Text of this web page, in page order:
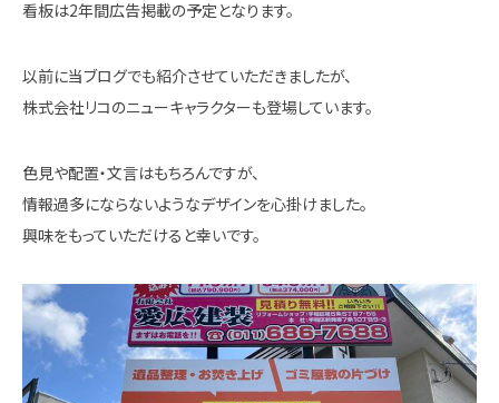
看板は2年間広告掲載の予定となります。
以前に当ブログでも紹介させていただきましたが、
株式会社リコのニューキャラクターも登場しています。
色見や配置・文言はもちろんですが、
情報過多にならないようなデザインを心掛けました。
興味をもっていただけると幸いです。